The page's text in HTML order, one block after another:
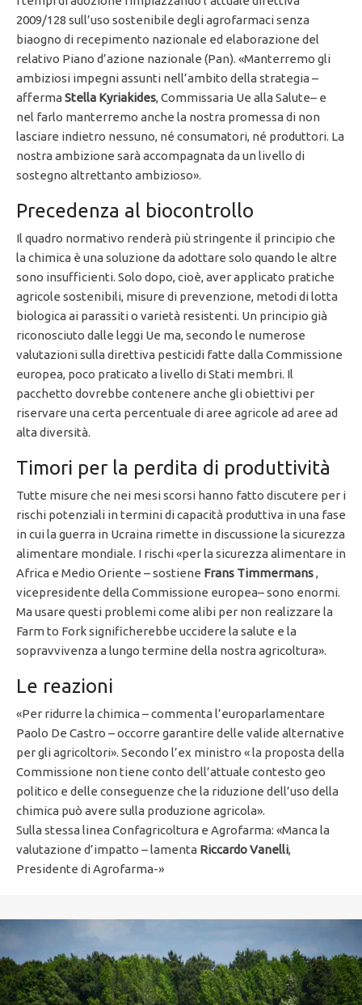
2009/128 sull’uso sostenibile degli agrofarmaci senza
biaogno di recepimento nazionale ed elaborazione del
relativo Piano d’azione nazionale (Pan). «Manterremo gli
ambiziosi impegni assunti nell’ambito della strategia –
affermaStella Kyriakides, Commissaria Ue alla Salute– e
nel farlo manterremo anche la nostra promessa di non
lasciare indietro nessuno, né consumatori, né produttori. La
nostra ambizione sarà accompagnata da un livello di
sostegno altrettanto ambizioso».
Precedenza al biocontrollo
Il quadro normativo renderà più stringente il principio che
la chimica è una soluzione da adottare solo quando le altre
sono insufficienti. Solo dopo, cioè, aver applicato pratiche
agricole sostenibili, misure di prevenzione, metodi di lotta
biologica ai parassiti o varietà resistenti. Un principio già
riconosciuto dalle leggi Ue ma, secondo le numerose
valutazioni sulla direttiva pesticidi fatte dalla Commissione
europea, poco praticato a livello di Stati membri. Il
pacchetto dovrebbe contenere anche gli obiettivi per
riservare una certa percentuale di aree agricole ad aree ad
alta diversità.
Timori per la perdita di produttività
Tutte misure che nei mesi scorsi hanno fatto discutere per i
rischi potenziali in termini di capacità produttiva in una fase
in cui la guerra in Ucraina rimette in discussione la sicurezza
alimentare mondiale. I rischi «per la sicurezza alimentare in
Africa e Medio Oriente – sostiene Frans Timmermans,
vicepresidente della Commissione europea– sono enormi.
Ma usare questi problemi come alibi per non realizzare la
Farm to Fork significherebbe uccidere la salute e la
sopravvivenza a lungo termine della nostra agricoltura».
Le reazioni
«Per ridurre la chimica – commenta l’europarlamentare
Paolo De Castro – occorre garantire delle valide alternative
per gli agricoltori». Secondo l’ex ministro « la proposta della
Commissione non tiene conto dell’attuale contesto geo
politico e delle conseguenze che la riduzione dell’uso della
chimica può avere sulla produzione agricola».
Sulla stessa linea Confagricoltura e Agrofarma: «Manca la
valutazione d’impatto – lamenta Riccardo Vanelli,
Presidente di Agrofarma-»